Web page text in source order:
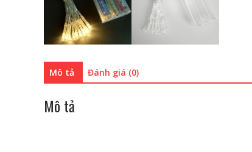
Mô tả Đánh giá (0)
Mô tả